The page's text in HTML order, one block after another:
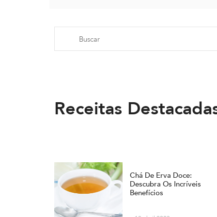
Receitas
Chá De Erva Doce:
Descubra Os Incríveis
Benefícios